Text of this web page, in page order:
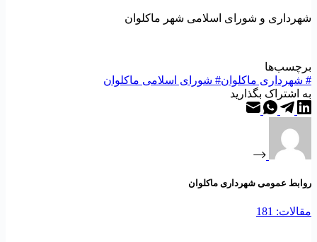
و شورای اسلامی شهر ماکلوان
شهرداری ماکلوان #شورای اسلامی ماکلوان
اشتراک بگذارید
عمومی شهرداری ماکلوان
181